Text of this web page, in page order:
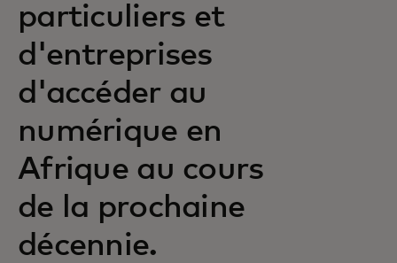
particuliers et
d'entreprises
d'accéder au
numérique en
Afrique au cours
de la prochaine
décennie.